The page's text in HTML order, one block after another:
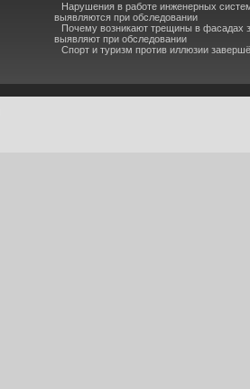
Нарушения в работе инженерных
выявляются при обследовании
Почему возникают трещины в фасадах
выявляют при обследовании
Спорт и туризм против иллюзии